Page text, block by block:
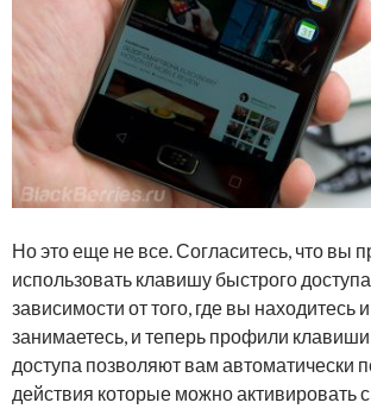
Но это еще не все. Согласитесь, что вы
использовать клавишу быстрого
зависимости от того, где вы находитесь
занимаетесь, и теперь профили
доступа позволяют вам автоматически
действия которые можно активировать